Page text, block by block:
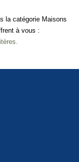
une alerte
la catégorie Maisons
à vous :